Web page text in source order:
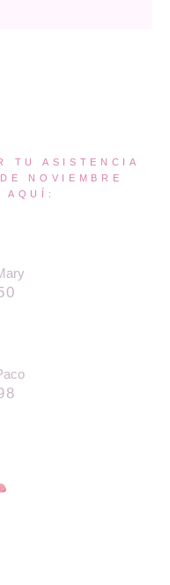
TU ASISTENCIA
NOVIEMBRE
AQUÍ:​